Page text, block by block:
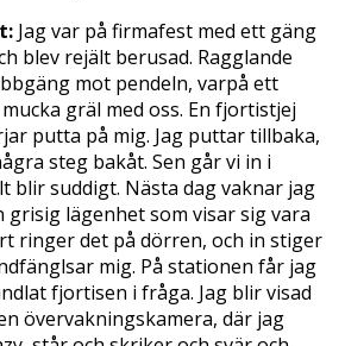
Jag var på firmafest med ett gäng
blev rejält berusad. Ragglande
mot pendeln, varpå ett
gräl med oss. En fjortistjej
putta på mig. Jag puttar tillbaka,
steg bakåt. Sen går vi in i
blir suddigt. Nästa dag vaknar jag
lägenhet som visar sig vara
ringer det på dörren, och in stiger
mig. På stationen får jag
fjortisen i fråga. Jag blir visad
övervakningskamera, där jag